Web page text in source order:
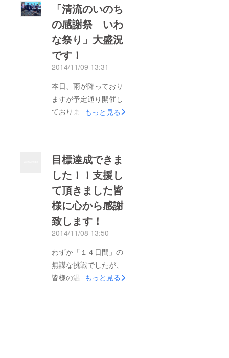
様、本当にありがとう
ございました！！
飛騨小坂の街づくりの
お手伝いをして、早く
も5年…。御嶽山噴火
賑わいを取り戻そう
と、地域の皆様と連携
して、いろいろな試み
ディングに挑戦した
り、実りの多い感謝祭
でした。悪天候でお客
様の出足が鈍いと心配
していたのが嘘のよう
でした。冷たい雨の
中、駐車場係を買って
振興事務所の倉田さ
ん、波多腰さんをはじ
め、NPO飛騨小坂200
「清流のいのち
の感謝祭 いわ
な祭り」大盛況
です！
2014/11/09 13:31
本日、雨が降っており
ますが予定通り開催し
ております！ みなさ
だいた方、受付にてそ
の旨お伝え下さい！よ
ろしくお願い致しま
す。
もっと見る
目標達成できま
した！！支援し
て頂きました皆
様に心から感謝
致します！
2014/11/08 13:50
わずか「１４日間」の
無謀な挑戦でしたが、
皆様の温かいご支援で
もっと見る